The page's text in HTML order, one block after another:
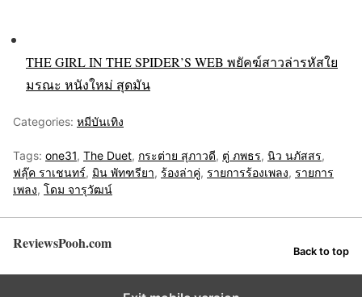
THE GIRL IN THE SPIDER’S WEB พยัคฆ์สาวล่ารหัสใย
มรณะ หนังใหม่ สุดมัน
Categories: หมีบันเทิง
Tags: one31, The Duet, กระต่าย สุภาวดี, ตู่ ภพธร, นิว นภัสสร,
ฟลุ๊ค ราเชนทร์, มิน พัทฑรียา, ร้องล่าคู่, รายการร้องเพลง, รายการ
เพลง, โดม จารุวัฒน์
ReviewsPooh.com Back to top